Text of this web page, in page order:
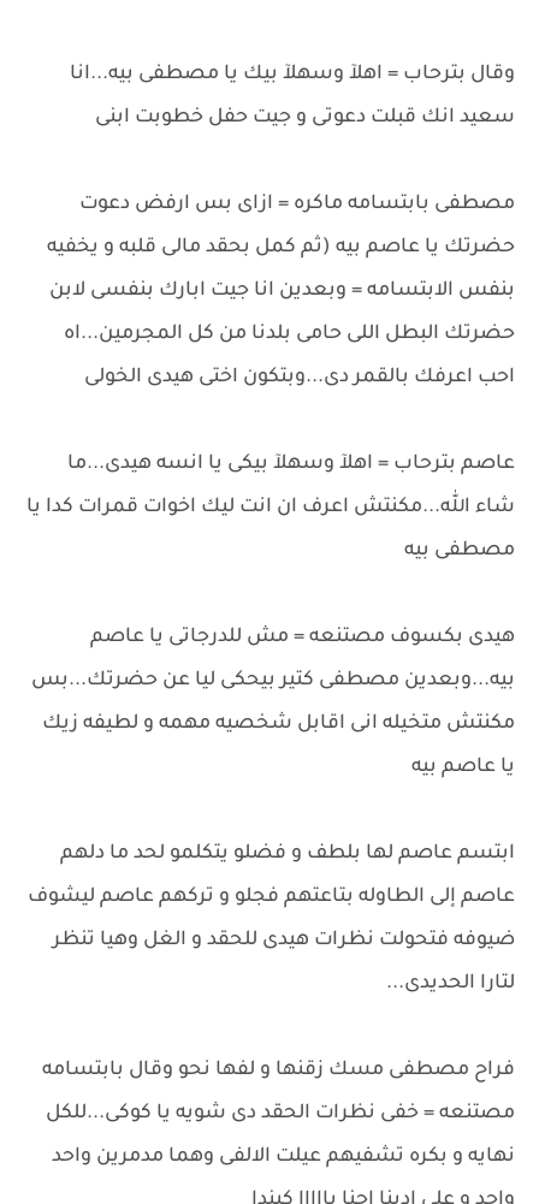
وقال بترحاب = اهلآ وسهلآ بيك يا مصطفى بيه...انا
سعيد انك قبلت دعوتى و جيت حفل خطوبت ابنى
مصطفى بابتسامه ماكره = ازاى بس ارفض دعوت
حضرتك يا عاصم بيه (ثم كمل بحقد مالى قلبه و يخفيه
بنفس الابتسامه = وبعدين انا جيت ابارك بنفسى لابن
حضرتك البطل اللى حامى بلدنا من كل المجرمين...اه
احب اعرفك بالقمر دى...وبتكون اختى هيدى الخولى
عاصم بترحاب = اهلآ وسهلآ بيكى يا انسه هيدى...ما
شاء الله...مكنتش اعرف ان انت ليك اخوات قمرات كدا يا
مصطفى بيه
هيدى بكسوف مصتنعه = مش للدرجاتى يا عاصم
بيه...وبعدين مصطفى كتير بيحكى ليا عن حضرتك...بس
مكنتش متخيله انى اقابل شخصيه مهمه و لطيفه زيك
يا عاصم بيه
ابتسم عاصم لها بلطف و فضلو يتكلمو لحد ما دلهم
عاصم إلى الطاوله بتاعتهم فجلو و تركهم عاصم ليشوف
ضيوفه فتحولت نظرات هيدى للحقد و الغل وهيا تنظر
لتارا الحديدى...
فراح مصطفى مسك زقنها و لفها نحو وقال بابتسامه
مصتنعه = خفى نظرات الحقد دى شويه يا كوكى...للكل
نهايه و بكره تشفيهم عيلت الالفى وهما مدمرين واحد